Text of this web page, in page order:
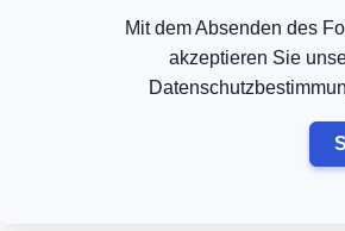
Mit dem Absenden des
akzeptieren Sie